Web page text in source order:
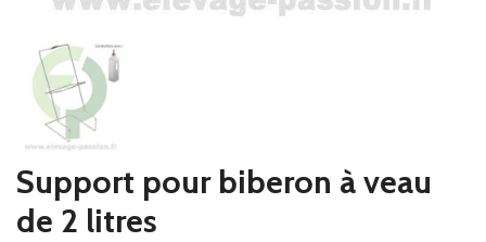
Support pour biberon à veau
de 2 litres